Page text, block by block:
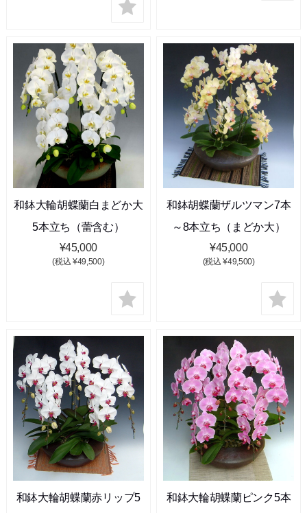
和鉢大輪胡蝶蘭白まどか大
5本立ち（蕾含む）
¥45,000
(税込 ¥49,500)
和鉢胡蝶蘭ザルツマン7本
～8本立ち（まどか大）
¥45,000
(税込 ¥49,500)
和鉢大輪胡蝶蘭赤リップ5
和鉢大輪胡蝶蘭ピンク5本